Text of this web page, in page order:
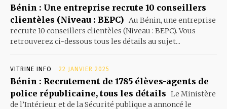
Bénin : Une entreprise recrute 10 conseillers
clientèles (Niveau : BEPC) Au Bénin, une entreprise
recrute 10 conseillers clientèles (Niveau : BEPC). Vous
retrouverez ci-dessous tous les détails au sujet...
VITRINE INFO 22 JANVIER 2025
Bénin : Recrutement de 1785 élèves-agents de
police républicaine, tous les détails Le Ministère
de l’Intérieur et de la Sécurité publique a annoncé le